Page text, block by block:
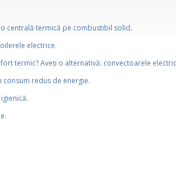
centrală termică pe combustibil solid.
electrice.
termic? Aveți o alternativă: convectoarele
consum redus de energie.